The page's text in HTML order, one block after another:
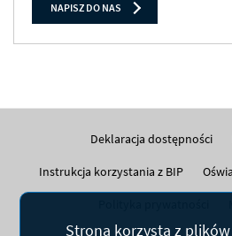
Strona korzysta z plików
NAPISZ DO NAS
Deklaracja dostępności
Instrukcja korzystania z BIP